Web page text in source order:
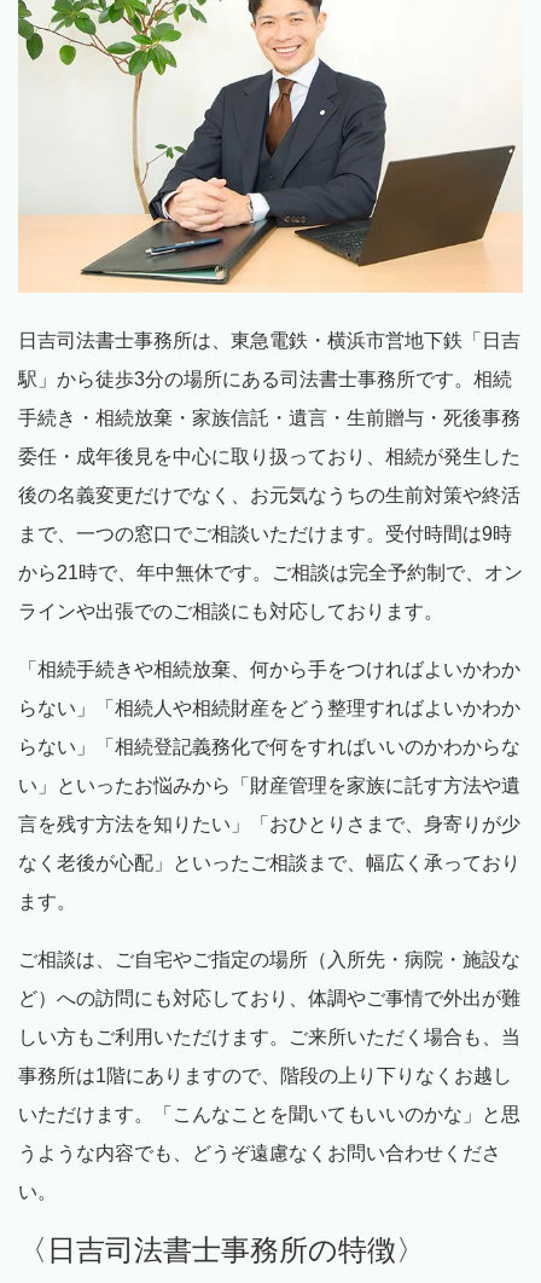
日吉司法書士事務所は、東急電鉄・横浜市営地下鉄「日吉
駅」から徒歩3分の場所にある司法書士事務所です。相続
手続き・相続放棄・家族信託・遺言・生前贈与・死後事務
委任・成年後見を中心に取り扱っており、相続が発生した
後の名義変更だけでなく、お元気なうちの生前対策や終活
まで、一つの窓口でご相談いただけます。受付時間は9時
から21時で、年中無休です。ご相談は完全予約制で、オン
ラインや出張でのご相談にも対応しております。
「相続手続きや相続放棄、何から手をつければよいかわか
らない」「相続人や相続財産をどう整理すればよいかわか
らない」「相続登記義務化で何をすればいいのかわからな
い」といったお悩みから「財産管理を家族に託す方法や遺
言を残す方法を知りたい」「おひとりさまで、身寄りが少
なく老後が心配」といったご相談まで、幅広く承っており
ます。
ご相談は、ご自宅やご指定の場所（入所先・病院・施設な
ど）への訪問にも対応しており、体調やご事情で外出が難
しい方もご利用いただけます。ご来所いただく場合も、当
事務所は1階にありますので、階段の上り下りなくお越し
いただけます。「こんなことを聞いてもいいのかな」と思
うような内容でも、どうぞ遠慮なくお問い合わせくださ
い。
〈日吉司法書士事務所の特徴〉